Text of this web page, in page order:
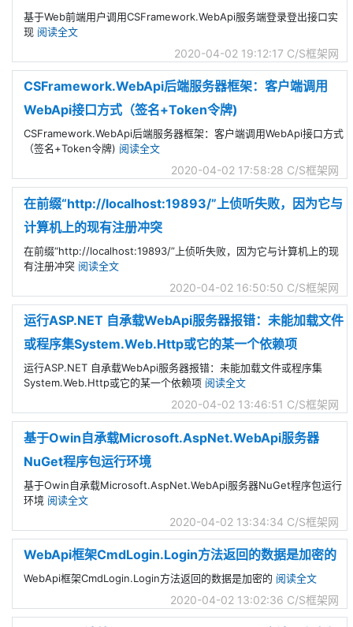
基于Web前端用户调用CSFramework.WebApi服务端登录登出接口实
现 阅读全文
2020-04-02 19:12:17 C/S框架网
CSFramework.WebApi后端服务器框架：客户端调用
WebApi接口方式（签名+Token令牌)
CSFramework.WebApi后端服务器框架：客户端调用WebApi接口方式
（签名+Token令牌) 阅读全文
2020-04-02 17:58:28 C/S框架网
在前缀“http://localhost:19893/”上侦听失败，因为它与
计算机上的现有注册冲突
在前缀“http://localhost:19893/”上侦听失败，因为它与计算机上的现
有注册冲突 阅读全文
2020-04-02 16:50:50 C/S框架网
运行ASP.NET 自承载WebApi服务器报错：未能加载文件
或程序集System.Web.Http或它的某一个依赖项
运行ASP.NET 自承载WebApi服务器报错：未能加载文件或程序集
System.Web.Http或它的某一个依赖项 阅读全文
2020-04-02 13:46:51 C/S框架网
基于Owin自承载Microsoft.AspNet.WebApi服务器
NuGet程序包运行环境
基于Owin自承载Microsoft.AspNet.WebApi服务器NuGet程序包运行
环境 阅读全文
2020-04-02 13:34:34 C/S框架网
WebApi框架CmdLogin.Login方法返回的数据是加密的
WebApi框架CmdLogin.Login方法返回的数据是加密的 阅读全文
2020-04-02 13:02:36 C/S框架网